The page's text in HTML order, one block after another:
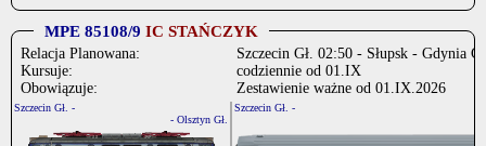
MPE 85108/9 IC STAŃCZYK
Relacja Planowana:
Kursuje:
Obowiązuje:
Szczecin Gł. 02:50 - Słupsk - Gdynia
codziennie od 01.IX
Zestawienie ważne od 01.IX.2026
Szczecin Gł. -
- Olsztyn Gł.
Szczecin Gł. -